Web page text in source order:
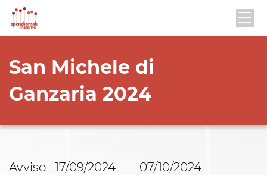
San Michele di
Ganzaria 2024
Avviso 17/09/2024 – 07/10/2024